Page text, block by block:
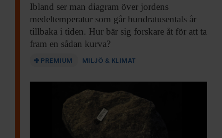
Ibland ser man diagram över jordens
medeltemperatur som går hundratusentals år
tillbaka i tiden. Hur bär sig forskare åt för att ta
fram en sådan kurva?
PREMIUM MILJÖ & KLIMAT